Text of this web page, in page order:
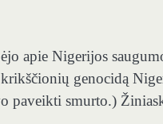
apie Nigerijos
genocidą
smurto.)